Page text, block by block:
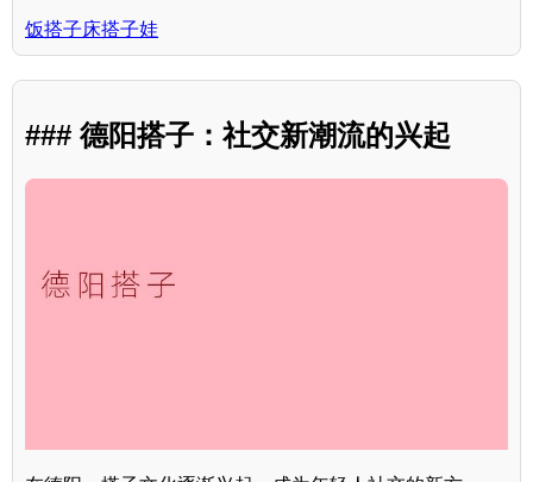
饭搭子床搭子娃
### 德阳搭子：社交新潮流的兴起